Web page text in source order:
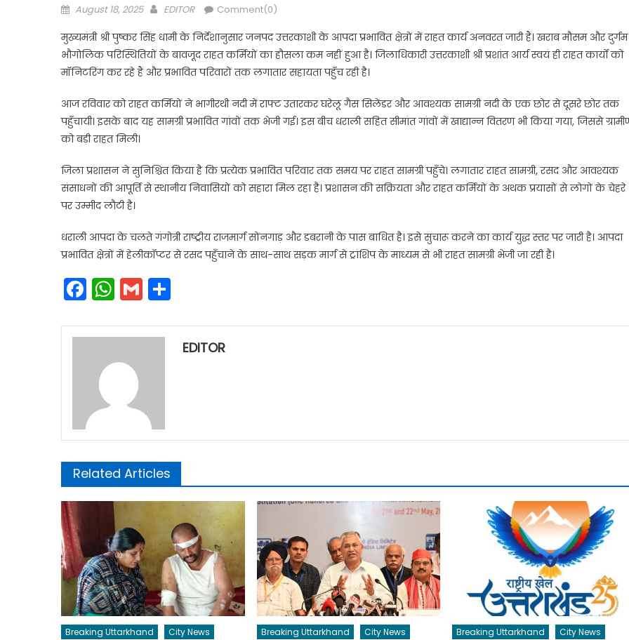
Posted
August 18, 2025 Author
EDITOR Comment(0)
मुख्यमंत्री श्री पुष्कर सिंह धामी के निर्देशानुसार जनपद उत्तरकाशी के आपदा प्रभावित क्षेत्रों में राहत कार्य अनवरत जारी हैं। खराब मौसम और दुर्गम
भौगोलिक परिस्थितियों के बावजूद राहत कर्मियों का हौसला कम नहीं हुआ है। जिलाधिकारी उत्तरकाशी श्री प्रशांत आर्य स्वयं ही राहत कार्यों को
मॉनिटरिंग कर रहे हैं और प्रभावित परिवारों तक लगातार सहायता पहुँच रही है।
आज रविवार को राहत कर्मियों ने भागीरथी नदी में राफ्ट उतारकर घरेलू गैस सिलेंडर और आवश्यक सामग्री नदी के एक छोर से दूसरे छोर तक
पहुँचायी। इसके बाद यह सामग्री प्रभावित गांवों तक भेजी गई। इस बीच धराली सहित सीमांत गांवों में खाद्यान्न वितरण भी किया गया, जिससे
को बड़ी राहत मिली।
जिला प्रशासन ने सुनिश्चित किया है कि प्रत्येक प्रभावित परिवार तक समय पर राहत सामग्री पहुँचे। लगातार राहत सामग्री, रसद और आवश्यक
संसाधनों की आपूर्ति से स्थानीय निवासियों को सहारा मिल रहा है। प्रशासन की सक्रियता और राहत कर्मियों के अथक प्रयासों से लोगों के चेहरे
पर उम्मीद लौटी है।
धराली आपदा के चलते गंगोत्री राष्ट्रीय राजमार्ग सोंनगाड़ और डबरानी के पास बाधित है। इसे सुचारू करने का कार्य युद्ध स्तर पर जारी है। आपदा
प्रभावित क्षेत्रों में हेलीकॉप्टर से रसद पहुँचाने के साथ-साथ सड़क मार्ग से ट्रांशिप के माध्यम से भी राहत सामग्री भेजी जा रही है।
Facebook
WhatsApp
Gmail
EDITOR
Related Articles
Breaking Uttarkhand
City News
Breaking Uttarkhand
City News
Breaking Uttarkhand
City News